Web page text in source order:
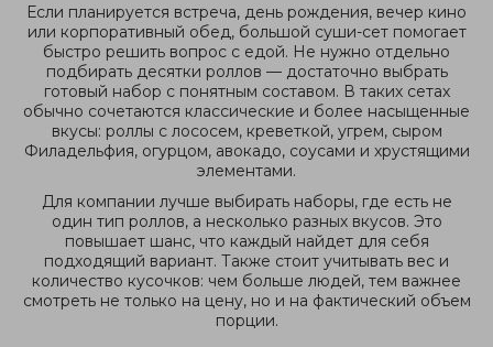
Если планируется встреча, день рождения, вечер кино
или корпоративный обед, большой суши-сет помогает
быстро решить вопрос с едой. Не нужно отдельно
подбирать десятки роллов — достаточно выбрать
готовый набор с понятным составом. В таких сетах
обычно сочетаются классические и более насыщенные
вкусы: роллы с лососем, креветкой, угрем, сыром
Филадельфия, огурцом, авокадо, соусами и хрустящими
элементами.
Для компании лучше выбирать наборы, где есть не
один тип роллов, а несколько разных вкусов. Это
повышает шанс, что каждый найдет для себя
подходящий вариант. Также стоит учитывать вес и
количество кусочков: чем больше людей, тем важнее
смотреть не только на цену, но и на фактический объем
порции.